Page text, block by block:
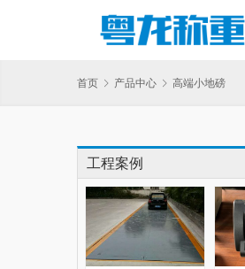
首页 产品中心 高端小地磅
工程案例